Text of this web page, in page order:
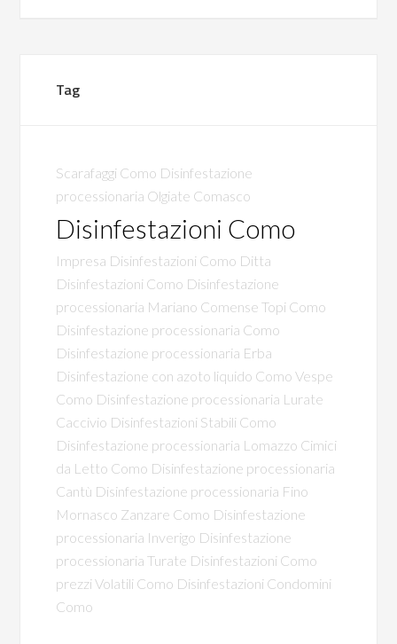
Tag
Scarafaggi Como Disinfestazione
processionaria Olgiate Comasco
Disinfestazioni Como
Impresa Disinfestazioni Como Ditta
Disinfestazioni Como Disinfestazione
processionaria Mariano Comense Topi Como
Disinfestazione processionaria Como
Disinfestazione processionaria Erba
Disinfestazione con azoto liquido Como Vespe
Como Disinfestazione processionaria Lurate
Caccivio Disinfestazioni Stabili Como
Disinfestazione processionaria Lomazzo Cimici
da Letto Como Disinfestazione processionaria
Cantù Disinfestazione processionaria Fino
Mornasco Zanzare Como Disinfestazione
processionaria Inverigo Disinfestazione
processionaria Turate Disinfestazioni Como
prezziVolatili Como Disinfestazioni Condomini
Como